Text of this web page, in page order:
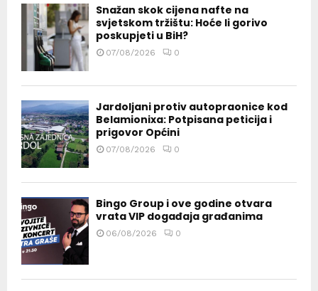
Snažan skok cijena nafte na
svjetskom tržištu: Hoće li gorivo
poskupjeti u BiH?
07/08/2026 0
Jardoljani protiv autopraonice kod
Belamionixa: Potpisana peticija i
prigovor Općini
07/08/2026 0
Bingo Group i ove godine otvara
vrata VIP događaja građanima
06/08/2026 0